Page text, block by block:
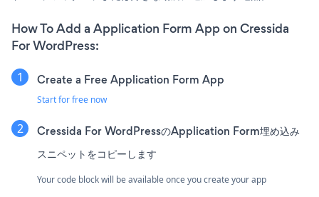
How To Add a Application Form App on Cressida
For WordPress:
Create a Free Application Form App
Start for free now
Cressida For WordPressのApplication Form埋め込み
スニペットをコピーします
Your code block will be available once you create your app